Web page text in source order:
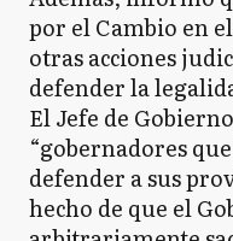
por el Cambio en
otras acciones
defender la
El Jefe de
“gobernadores
defender a sus
hecho de que el